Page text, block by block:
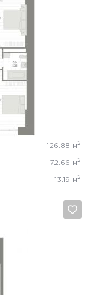
126.88 м 2
72.66 м 2
13.19 м 2